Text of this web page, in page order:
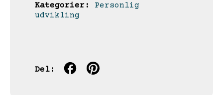
Kategorier:
Personlig
udvikling
Del: